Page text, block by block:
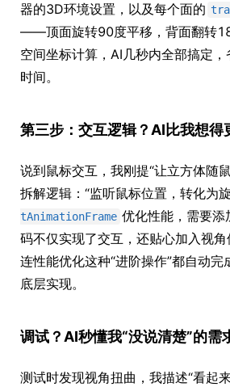
器的3D环境设置，以及每个面的
——顶面旋转90度平移，背面翻转
空间坐标计算，AI几秒内全部搞定
时间。
第三步：交互逻辑？AI比我想得
说到鼠标交互，我刚提“让立方体随
拆解逻辑：“监听鼠标位置，转化为
tAnimationFrame 优化性能，需要添
码不仅实现了交互，还贴心加入视角
连性能优化这种“进阶操作”都自动
底层实现。
调试？AI秒懂我“没说清楚”的需
测试时发现视角扭曲，我描述“看起